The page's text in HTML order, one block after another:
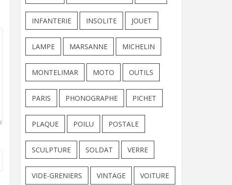
INFANTERIE INSOLITE JOUET
LAMPE MARSANNE MICHELIN
MONTELIMAR MOTO OUTILS
PARIS PHONOGRAPHE PICHET
PLAQUE POILU POSTALE
SCULPTURE SOLDAT VERRE
VIDE-GRENIERS VINTAGE VOITURE